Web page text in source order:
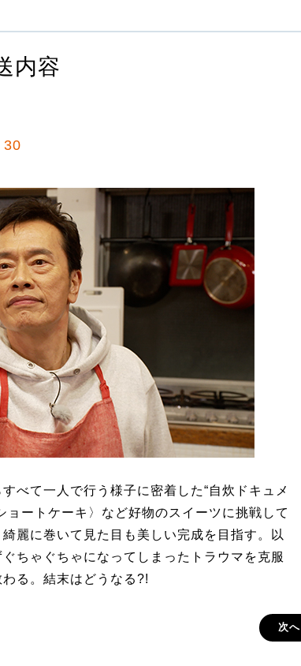
内容
30
べて一人で行う様子に密着した“自炊ドキュメ
ョートケーキ〉など好物のスイーツに挑戦して
麗に巻いて見た目も美しい完成を目指す。以
ちゃぐちゃになってしまったトラウマを克服
る。結末はどうなる?!
次へ